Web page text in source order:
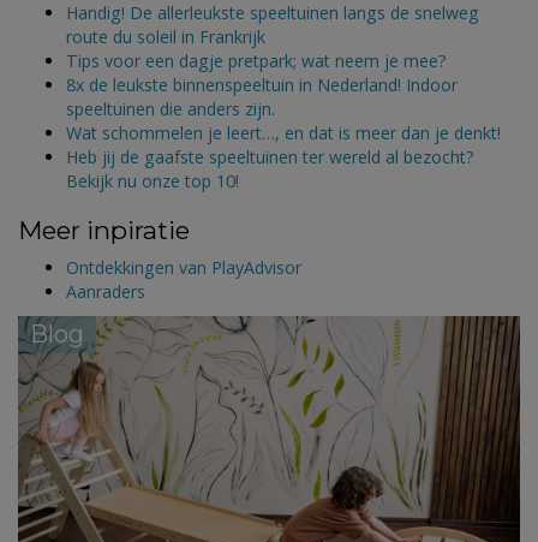
Handig! De allerleukste speeltuinen langs de snelweg
route du soleil in Frankrijk
Tips voor een dagje pretpark; wat neem je mee?
8x de leukste binnenspeeltuin in Nederland! Indoor
speeltuinen die anders zijn.
Wat schommelen je leert…, en dat is meer dan je denkt!
Heb jij de gaafste speeltuinen ter wereld al bezocht?
Bekijk nu onze top 10!
Meer inpiratie
Ontdekkingen van PlayAdvisor
Aanraders
Blog